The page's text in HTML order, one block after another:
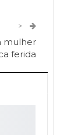
>
mulher
ferida